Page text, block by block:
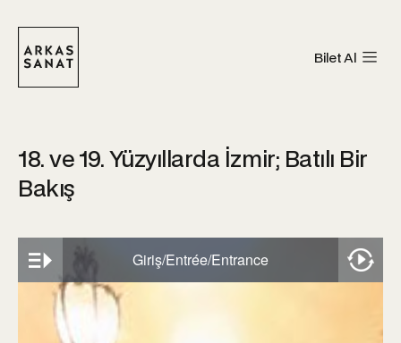
Bilet Al
18. ve 19. Yüzyıllarda İzmir; Batılı Bir
Bakış